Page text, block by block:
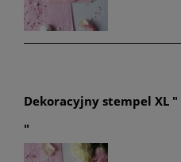
Dekoracyjny stempel XL "
"